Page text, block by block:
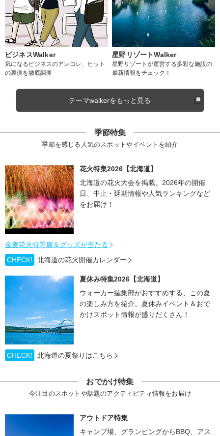
ビジネスWalker
気になるビジネスのアレコレ、ヒット
の裏側を徹底調査
星野リゾートWalker
星野リゾートが運営する多彩な施設の
最新情報をチェック！
テーマwalkerをもっと見る
季節特集
季節を感じる人気のスポットやイベントを紹介
花火特集2026【北海道】
北海道の花火大会を掲載。2026年の開催
日、中止・延期情報や人気ランキングなど
をお届け！
金麦花火特等席＆グッズが当たる
CHECK!
北海道の花火開催カレンダー
夏休み特集2026【北海道】
ウォーカー編集部がおすすめする、この夏
の楽しみ方を紹介。夏休みイベント＆おで
かけスポット情報が盛りだくさん！
CHECK! 北海道の夏祭りはこちら
おでかけ特集
今注目のスポットや話題のアクティビティ情報をお届け
アウトドア特集
キャンプ場、グランピングからBBQ、アス